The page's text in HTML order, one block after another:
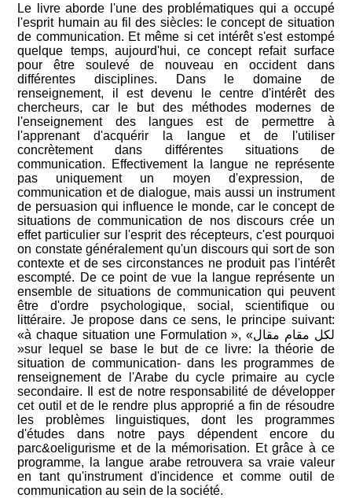
Le livre aborde l'une des problématiques qui a occupé
l'esprit humain au fil des siècles: le concept de situation
de communication. Et même si cet intérêt s'est estompé
quelque temps, aujourd'hui, ce concept refait surface
pour être soulevé de nouveau en occident dans
différentes disciplines. Dans le domaine de
renseignement, il est devenu le centre d'intérêt des
chercheurs, car le but des méthodes modernes de
l'enseignement des langues est de permettre à
l'apprenant d'acquérir la langue et de l'utiliser
concrètement dans différentes situations de
communication. Effectivement la langue ne représente
pas uniquement un moyen d'expression, de
communication et de dialogue, mais aussi un instrument
de persuasion qui influence le monde, car le concept de
situations de communication de nos discours crée un
effet particulier sur l'esprit des récepteurs, c'est pourquoi
on constate généralement qu'un discours qui sort de son
contexte et de ses circonstances ne produit pas l'intérêt
escompté. De ce point de vue la langue représente un
ensemble de situations de communication qui peuvent
être d'ordre psychologique, social, scientifique ou
littéraire. Je propose dans ce sens, le principe suivant:
«à chaque situation une Formulation », «لكل مقام مقال
»sur lequel se base le but de ce livre: la théorie de
situation de communication- dans les programmes de
renseignement de l'Arabe du cycle primaire au cycle
secondaire. Il est de notre responsabilité de développer
cet outil et de le rendre plus approprié a fin de résoudre
les problèmes linguistiques, dont les programmes
d'études dans notre pays dépendent encore du
parc&oeligurisme et de la mémorisation. Et grâce à ce
programme, la langue arabe retrouvera sa vraie valeur
en tant qu'instrument d'incidence et comme outil de
communication au sein de la société.